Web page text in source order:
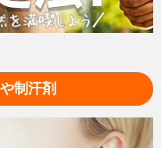
制汗剤